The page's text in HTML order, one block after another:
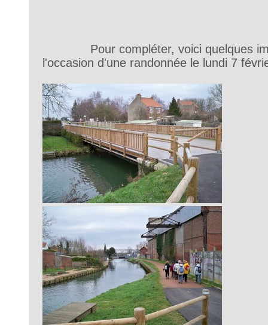
Pour compléter, voici quelques
l'occasion d'une randonnée le lundi 7